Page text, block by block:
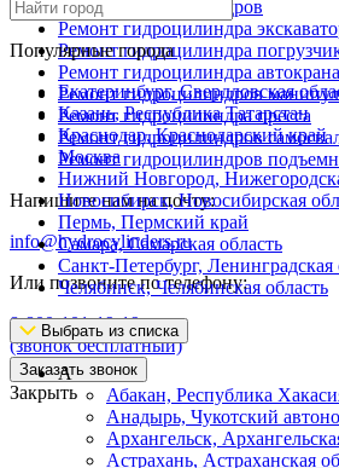
Ремонт гидроцилиндров
Ремонт гидроцилиндра
Ремонт гидроцилиндра
Ремонт гидроцилиндра автокрана
Ремонт гидроцилиндров
Ремонт гидроцилиндра пресса
Ремонт гидроцилиндров
Ремонт гидроцилиндров
Напишите нам на почту:
info@hydrocylinders.ru
Или позвоните по телефону:
8-800-101-19-19
(звонок бесплатный)
Заказать звонок
Закрыть
Популярные города
Екатеринбург, Свердловская
Казань, Республика Татарстан
Краснодар, Краснодарский край
Москва
Нижний Новгород,
Новосибирск, Новосибирская
Пермь, Пермский край
Самара, Самарская область
Санкт-Петербург, Ленинградская
Челябинск, Челябинская область
Выбрать из списка
А
Абакан, Республика
Анадырь, Чукотский
Архангельск,
Астрахань, Астраханская